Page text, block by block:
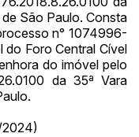
São Paulo. Consta
n° 1074996-
do Foro Central Cível
do imóvel pelo
da 35ª Vara